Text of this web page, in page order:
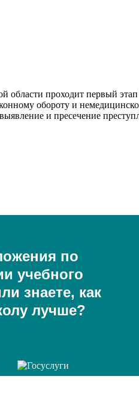
области проходит первый
обороту и
и пресечение
по
учебного
знаете, как
лучше?